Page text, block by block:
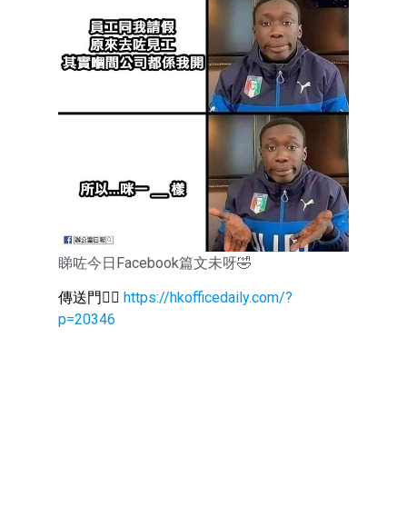
睇咗今日Facebook篇文未呀🤣
傳送門👉🏻 https://hkofficedaily.com/?
p=20346